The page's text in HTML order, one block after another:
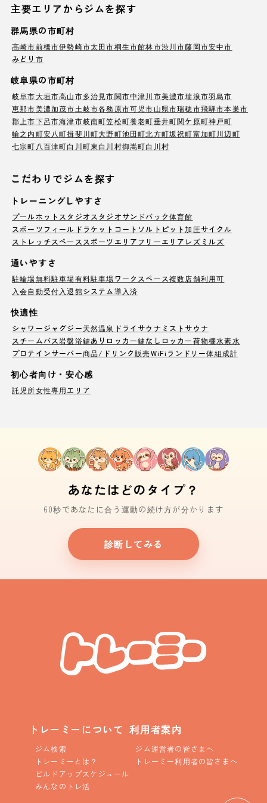
主要エリアからジムを探す
群馬県の市町村
高崎市前橋市伊勢崎市太田市桐生市館林市渋川市藤岡市安中市
みどり市
岐阜県の市町村
岐阜市大垣市高山市多治見市関市中津川市美濃市瑞浪市羽島市
恵那市美濃加茂市土岐市各務原市可児市山県市瑞穂市飛騨市本巣市
郡上市下呂市海津市岐南町笠松町養老町垂井町関ケ原町神戸町
輪之内町安八町揖斐川町大野町池田町北方町坂祝町富加町川辺町
七宗町 八百津町白川町東白川村御嵩町白川村
こだわりでジムを探す
トレーニングしやすさ
プールホットスタジオ スタジオサンドバック体育館
スポーツフィールド ラケットコート ソルトピット加圧サイクル
ストレッチスペース スポーツエリア フリーエリア レズミルズ
通いやすさ
駐輪場無料駐車場有料駐車場ワークスペース複数店舗利用可
入会自動受付 入退館システム導入済
快適性
シャワージャグジー天然温泉 ドライサウナ ミストサウナ
スチームバス岩盤浴鍵ありロッカー鍵なしロッカー荷物棚水素水
プロテインサーバー商品/ドリンク販売WiFi ランドリー体組成計
初心者向け・安心感
託児所女性専用エリア
あなたはどのタイプ？
60秒であなたに合う運動の続け方が分かります
診断してみる
トレーミーについて
ジム検索
トレーミーとは？
ビルドアップスケジュール
みんなのトレ活
利用者案内
ジム運営者の皆さまへ
トレーミー利用者の皆さまへ